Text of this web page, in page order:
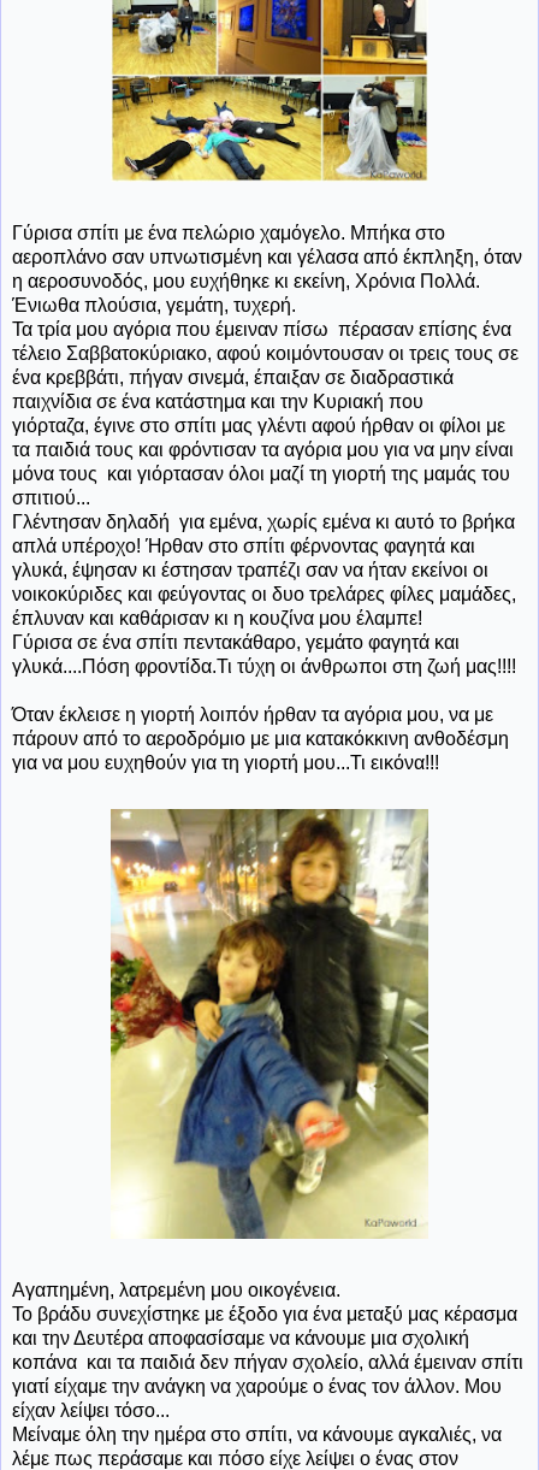
Γύρισα σπίτι με ένα πελώριο χαμόγελο. Μπήκα στο
αεροπλάνο σαν υπνωτισμένη και γέλασα από έκπληξη, όταν
η αεροσυνοδός, μου ευχήθηκε κι εκείνη, Χρόνια Πολλά.
Ένιωθα πλούσια, γεμάτη, τυχερή.
Τα τρία μου αγόρια που έμειναν πίσω πέρασαν επίσης ένα
τέλειο Σαββατοκύριακο, αφού κοιμόντουσαν οι τρεις τους σε
ένα κρεββάτι, πήγαν σινεμά, έπαιξαν σε διαδραστικά
παιχνίδια σε ένα κατάστημα και την Κυριακή που
γιόρταζα, έγινε στο σπίτι μας γλέντι αφού ήρθαν οι φίλοι με
τα παιδιά τους και φρόντισαν τα αγόρια μου για να μην είναι
μόνα τους και γιόρτασαν όλοι μαζί τη γιορτή της μαμάς του
σπιτιού...
Γλέντησαν δηλαδή για εμένα, χωρίς εμένα κι αυτό το βρήκα
απλά υπέροχο! Ήρθαν στο σπίτι φέρνοντας φαγητά και
γλυκά, έψησαν κι έστησαν τραπέζι σαν να ήταν εκείνοι οι
νοικοκύριδες και φεύγοντας οι δυο τρελάρες φίλες μαμάδες,
έπλυναν και καθάρισαν κι η κουζίνα μου έλαμπε!
Γύρισα σε ένα σπίτι πεντακάθαρο, γεμάτο φαγητά και
γλυκά....Πόση φροντίδα.Τι τύχη οι άνθρωποι στη ζωή μας!!!!
Όταν έκλεισε η γιορτή λοιπόν ήρθαν τα αγόρια μου, να με
πάρουν από το αεροδρόμιο με μια κατακόκκινη ανθοδέσμη
για να μου ευχηθούν για τη γιορτή μου...Τι εικόνα!!!
Αγαπημένη, λατρεμένη μου οικογένεια.
Το βράδυ συνεχίστηκε με έξοδο για ένα μεταξύ μας κέρασμα
και την Δευτέρα αποφασίσαμε να κάνουμε μια σχολική
κοπάνα και τα παιδιά δεν πήγαν σχολείο, αλλά έμειναν σπίτι
γιατί είχαμε την ανάγκη να χαρούμε ο ένας τον άλλον. Μου
είχαν λείψει τόσο...
Μείναμε όλη την ημέρα στο σπίτι, να κάνουμε αγκαλιές, να
λέμε πως περάσαμε και πόσο είχε λείψει ο ένας στον